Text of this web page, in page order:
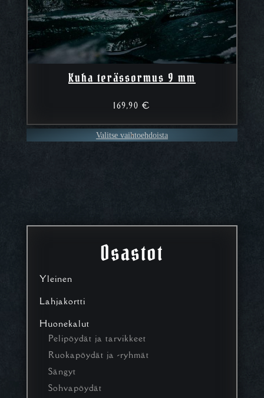
Osastot
Yleinen
Lahjakortti
Huonekalut
Pelipöydät ja tarvikkeet
Ruokapöydät ja -ryhmät
Sängyt
Sohvapöydät
Kuha terässormus 9 mm
169,90 €
Valitse vaihtoehdoista